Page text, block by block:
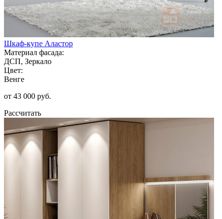
Шкаф-купе Аластор
Материал фасада:
ДСП, Зеркало
Цвет:
Венге
от 43 000 руб.
Рассчитать